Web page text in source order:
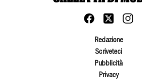
Redazione
Scriveteci
Pubblicità
Privacy